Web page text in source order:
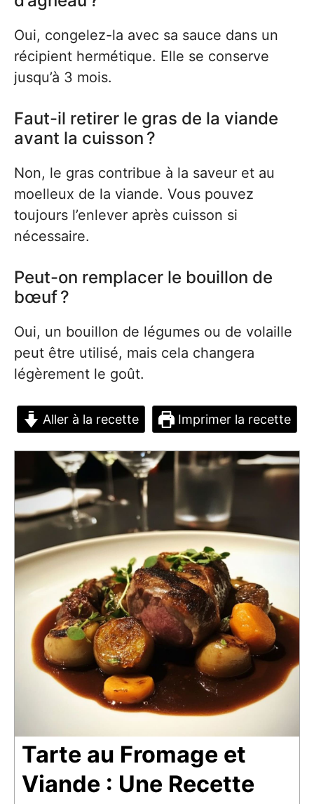
Oui, congelez-la avec sa sauce dans un
récipient hermétique. Elle se conserve
jusqu’à 3 mois.
Faut-il retirer le gras de la viande
avant la cuisson ?
Non, le gras contribue à la saveur et au
moelleux de la viande. Vous pouvez
toujours l’enlever après cuisson si
nécessaire.
Peut-on remplacer le bouillon de
bœuf ?
Oui, un bouillon de légumes ou de volaille
peut être utilisé, mais cela changera
légèrement le goût.
Aller à la recette Imprimer la recette
Tarte au Fromage et
Viande : Une Recette